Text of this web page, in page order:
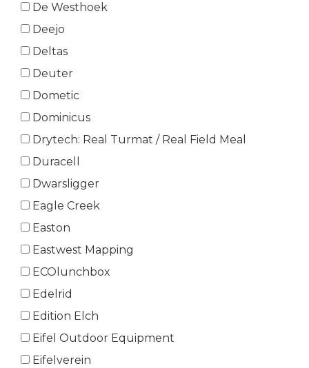
De Westhoek
Deejo
Deltas
Deuter
Dometic
Dominicus
Drytech: Real Turmat / Real Field Meal
Duracell
Dwarsligger
Eagle Creek
Easton
Eastwest Mapping
ECOlunchbox
Edelrid
Edition Elch
Eifel Outdoor Equipment
Eifelverein